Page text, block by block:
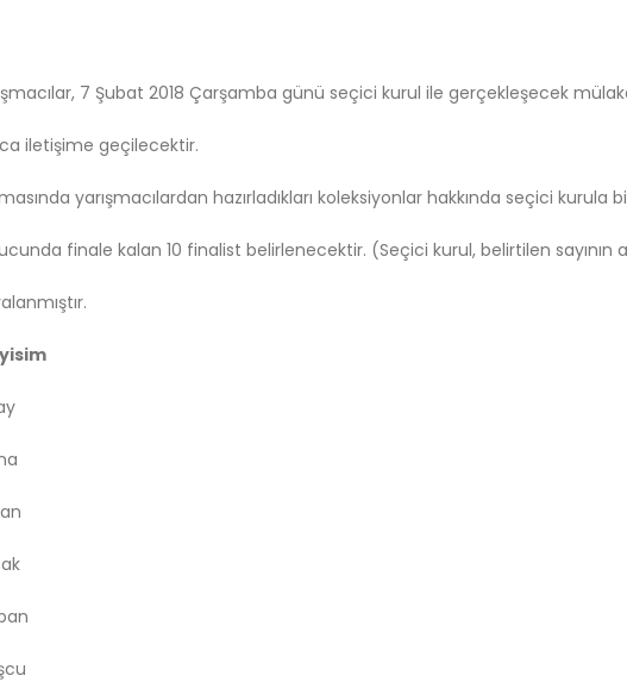
7 Şubat 2018 Çarşamba günü seçici kurul ile gerçekleşecek
iletişime geçilecektir.
yarışmacılardan hazırladıkları koleksiyonlar hakkında seçici
finale kalan 10 finalist belirlenecektir. (Seçici kurul, belirtilen sayının